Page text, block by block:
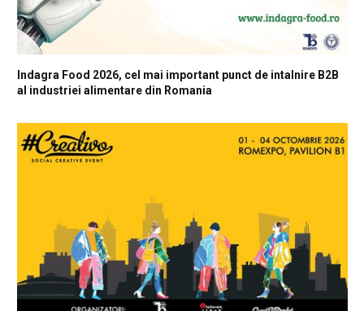
Indagra Food 2026, cel mai important punct de intalnire B2B
al industriei alimentare din Romania